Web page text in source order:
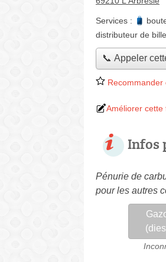
Services :
distributeur de
📞 Appeler
Recommander
Améliorer cette
Infos
Pénurie de
pour les autres